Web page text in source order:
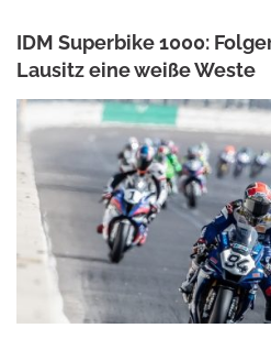
IDM Superbike 1000:
Lausitz eine weiße Weste
ANKE WIECZOREK